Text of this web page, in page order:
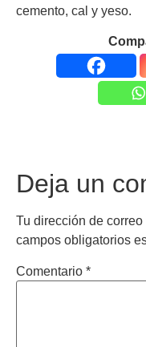
cemento, cal y yeso.
Deja un
Tu dirección de
campos obligatorios
Comentario *